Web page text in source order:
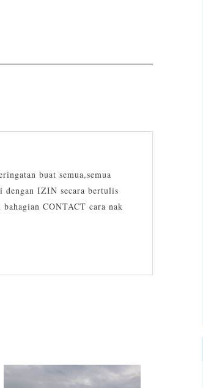
buat semua,semua
dengan IZIN secara bertulis
CONTACT cara nak